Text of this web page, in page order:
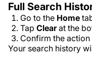
Full Search
Go to the Home
Tap Clearat the
Confirm the action
Your search history